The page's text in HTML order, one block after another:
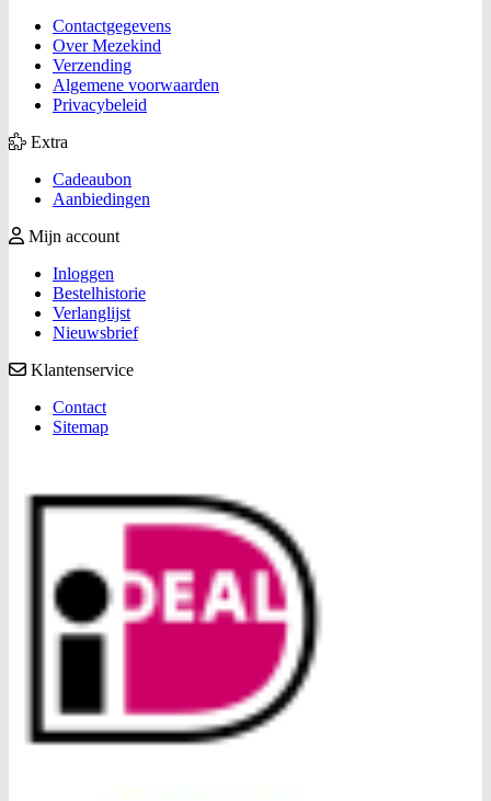
Contactgegevens
Over Mezekind
Verzending
Algemene voorwaarden
Privacybeleid
Extra
Cadeaubon
Aanbiedingen
Mijn account
Inloggen
Bestelhistorie
Verlanglijst
Nieuwsbrief
Klantenservice
Contact
Sitemap